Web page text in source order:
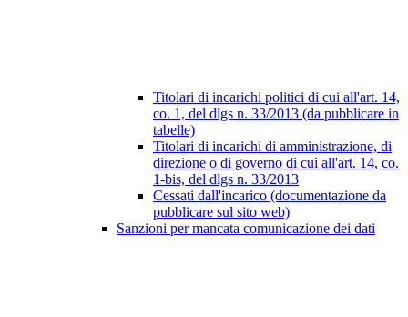
Titolari di incarichi politici di cui all'art. 14,
co. 1, del dlgs n. 33/2013 (da pubblicare in
tabelle)
Titolari di incarichi di amministrazione, di
direzione o di governo di cui all'art. 14, co.
1-bis, del dlgs n. 33/2013
Cessati dall'incarico (documentazione da
pubblicare sul sito web)
Sanzioni per mancata comunicazione dei dati